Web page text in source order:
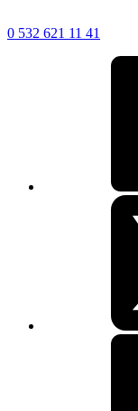
0 532 621 11 41